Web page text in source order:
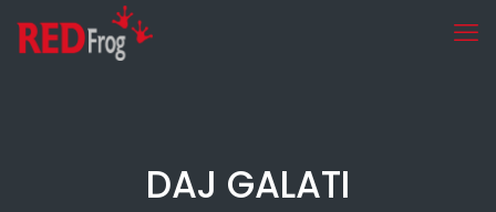
DAJ GALATI